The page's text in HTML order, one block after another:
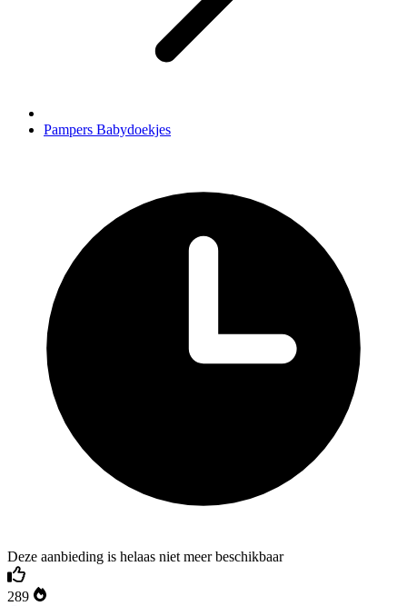
Pampers Babydoekjes
Deze aanbieding is helaas niet meer beschikbaar
289